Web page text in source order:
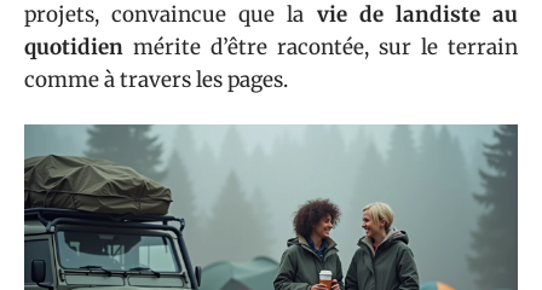
projets, convaincue que la vie de landiste au
quotidien mérite d’être racontée, sur le terrain
comme à travers les pages.